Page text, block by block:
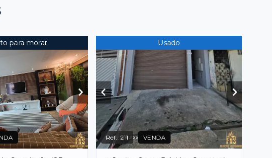
para morar Usado
Ref.:211 VENDA